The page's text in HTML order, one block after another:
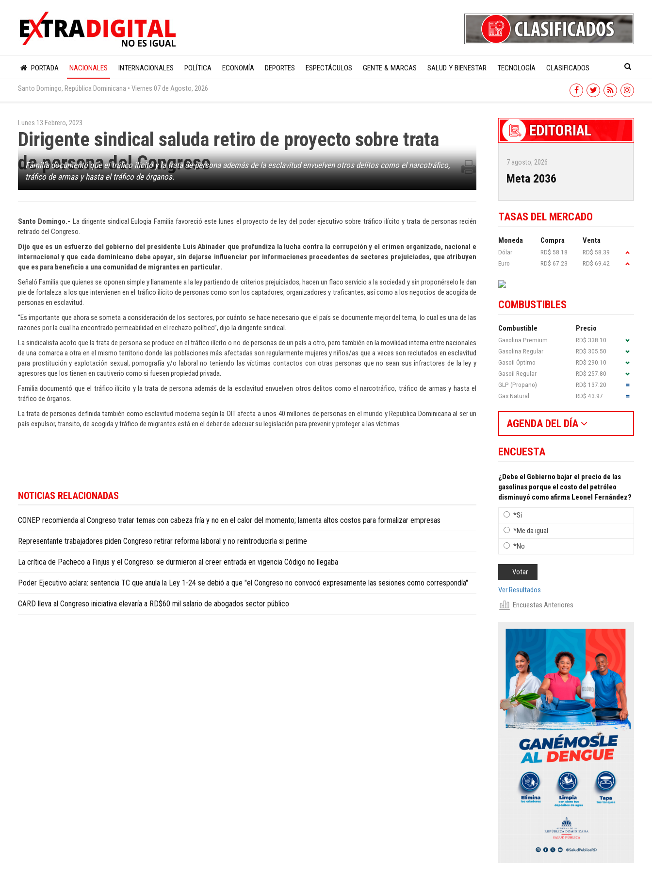
PORTADA NACIONALES INTERNACIONALES POLÍTICA ECONOMÍA DEPORTES ESPECTÁCULOS GENTE & MARCAS SALUD Y BIENESTAR TECNOLOGÍA CLASIFICADOS
Santo Domingo, República Dominicana • Viernes 07 de Agosto, 2026
Lunes 13 Febrero, 2023
Dirigente sindical saluda retiro de proyecto sobre trata
de persona del Congreso
Familia documentó que el tráfico ilícito y la trata de persona además de la esclavitud envuelven otros delitos como el narcotráfico,
tráfico de armas y hasta el tráfico de órganos.
Santo Domingo.- La dirigente sindical Eulogia Familia favoreció este lunes el proyecto de ley del poder ejecutivo sobre tráfico ilícito y trata de personas recién
retirado del Congreso.
Dijo que es un esfuerzo del gobierno del presidente Luis Abinader que profundiza la lucha contra la corrupción y el crimen organizado, nacional e
internacional y que cada dominicano debe apoyar, sin dejarse influenciar por informaciones procedentes de sectores prejuiciados, que atribuyen
que es para beneficio a una comunidad de migrantes en particular.
Señaló Familia que quienes se oponen simple y llanamente a la ley partiendo de criterios prejuiciados, hacen un flaco servicio a la sociedad y sin proponérselo le dan
pie de fortaleza a los que intervienen en el tráfico ilícito de personas como son los captadores, organizadores y traficantes, así como a los negocios de acogida de
personas en esclavitud.
“Es importante que ahora se someta a consideración de los sectores, por cuánto se hace necesario que el país se documente mejor del tema, lo cual es una de las
razones por la cual ha encontrado permeabilidad en el rechazo político”, dijo la dirigente sindical.
La sindicalista acoto que la trata de persona se produce en el tráfico ilícito o no de personas de un país a otro, pero también en la movilidad interna entre nacionales
de una comarca a otra en el mismo territorio donde las poblaciones más afectadas son regularmente mujeres y niños/as que a veces son reclutados en esclavitud
para prostitución y explotación sexual, pornografía y/o laboral no teniendo las víctimas contactos con otras personas que no sean sus infractores de la ley y
agresores que los tienen en cautiverio como si fuesen propiedad privada.
Familia documentó que el tráfico ilícito y la trata de persona además de la esclavitud envuelven otros delitos como el narcotráfico, tráfico de armas y hasta el
tráfico de órganos.
La trata de personas definida también como esclavitud moderna según la OIT afecta a unos 40 millones de personas en el mundo y Republica Dominicana al ser un
país expulsor, transito, de acogida y tráfico de migrantes está en el deber de adecuar su legislación para prevenir y proteger a las víctimas.
conocer
sobre
República
visite
Republic
in
NOTICIAS RELACIONADAS
CONEP recomienda al Congreso tratar temas con cabeza fría y no en el calor del momento; lamenta altos costos para formalizar empresas
Representante trabajadores piden Congreso retirar reforma laboral y no reintroducirla si perime
La crítica de Pacheco a Finjus y el Congreso: se durmieron al creer entrada en vigencia Código no llegaba
Poder Ejecutivo aclara: sentencia TC que anula la Ley 1-24 se debió a que "el Congreso no convocó expresamente las sesiones como correspondía"
CARD lleva al Congreso iniciativa elevaría a RD$60 mil salario de abogados sector público
7 agosto, 2026
Meta 2036
TASAS DEL MERCADO
Moneda Compra Venta
Dólar RD$ 58.18
RD$ 58.39
Euro
RD$ 67.23 RD$ 69.42
COMBUSTIBLES
Combustible Precio
Gasolina Premium
RD$ 338.10
Gasolina Regular
RD$ 305.50
Gasoil Óptimo
RD$ 290.10
Gasoil Regular
RD$ 257.80
GLP (Propano)
RD$ 137.20
Gas Natural
RD$ 43.97
AGENDA DEL DÍA
ENCUESTA
¿Debe el Gobierno bajar el precio de las
gasolinas porque el costo del petróleo
disminuyó como afirma Leonel Fernández?
*Si
*Me da igual
*No
Ver Resultados
Encuestas Anteriores